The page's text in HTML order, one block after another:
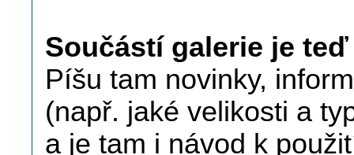
Součástí galerie je
Píšu tam novinky,
(např. jaké velikosti a
a je tam i návod k